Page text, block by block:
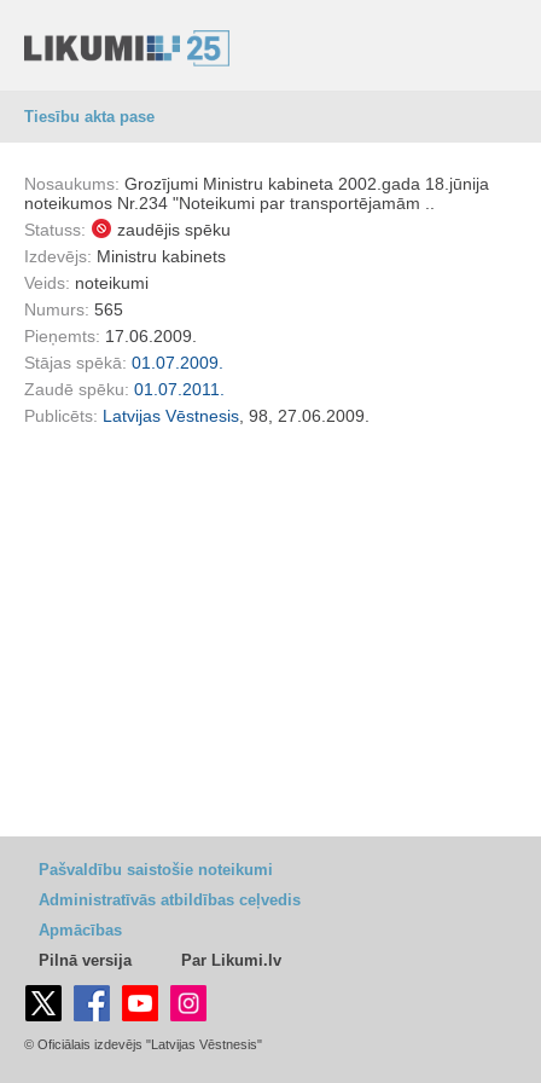
Tiesību akta pase
Nosaukums: Grozījumi Ministru kabineta 2002.gada 18.jūnija
noteikumos Nr.234 "Noteikumi par transportējamām ..
Statuss:
zaudējis spēku
Izdevējs: Ministru kabinets
Veids: noteikumi
Numurs: 565
Pieņemts: 17.06.2009.
Stājas spēkā: 01.07.2009.
Zaudē spēku: 01.07.2011.
Publicēts: Latvijas Vēstnesis , 98, 27.06.2009.
Pašvaldību saistošie noteikumi
Administratīvās atbildības ceļvedis
Apmācības
Pilnā versija
Par Likumi.lv
© Oficiālais izdevējs "Latvijas Vēstnesis"